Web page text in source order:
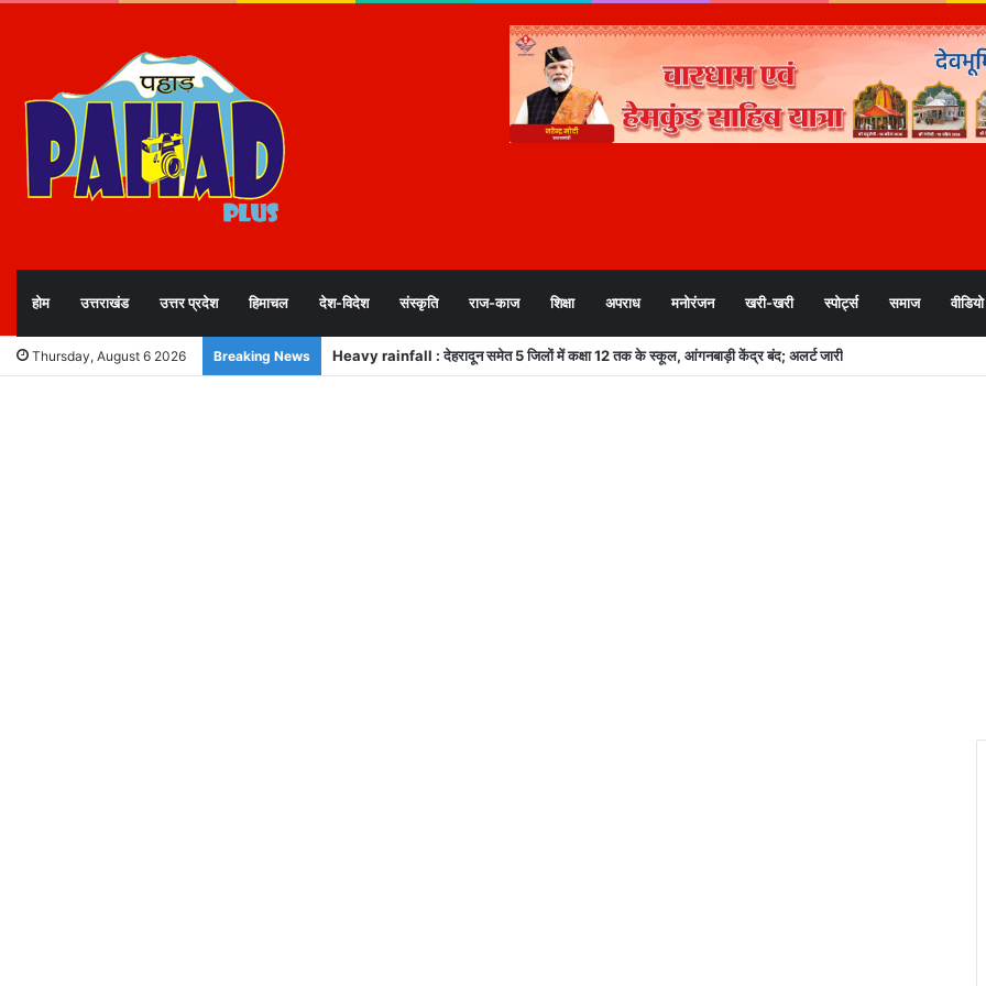
होम उत्तराखंड उत्तर प्रदेश हिमाचल देश-विदेश संस्कृति राज-काज शिक्षा अपराध मनोरंजन खरी-खरी स्पोर्ट्स समाज वीडियो
Thursday, August 6 2026 Breaking News Heavy rainfall : देहरादून समेत 5 जिलों में कक्षा 12 तक के स्कूल, आंगनबाड़ी केंद्र बंद; अलर्ट जारी